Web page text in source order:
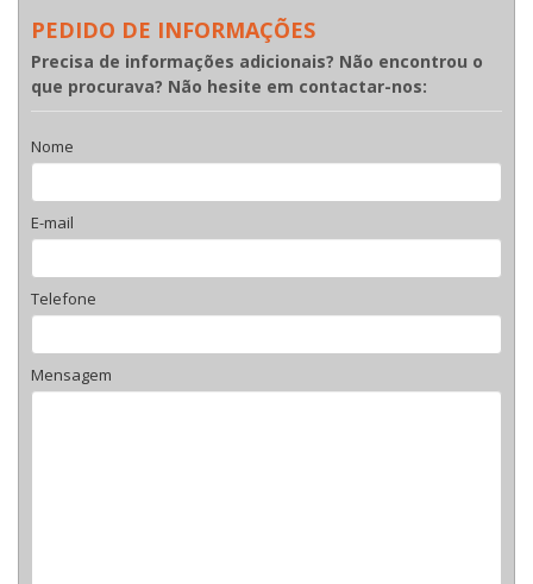
PEDIDO DE INFORMAÇÕES
Precisa de informações adicionais? Não encontrou o
que procurava? Não hesite em contactar-nos:
Nome
E-mail
Telefone
Mensagem